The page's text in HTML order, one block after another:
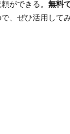
オ渋谷本町
谷区本町3丁目
ができる。 無料
、ぜひ活用して